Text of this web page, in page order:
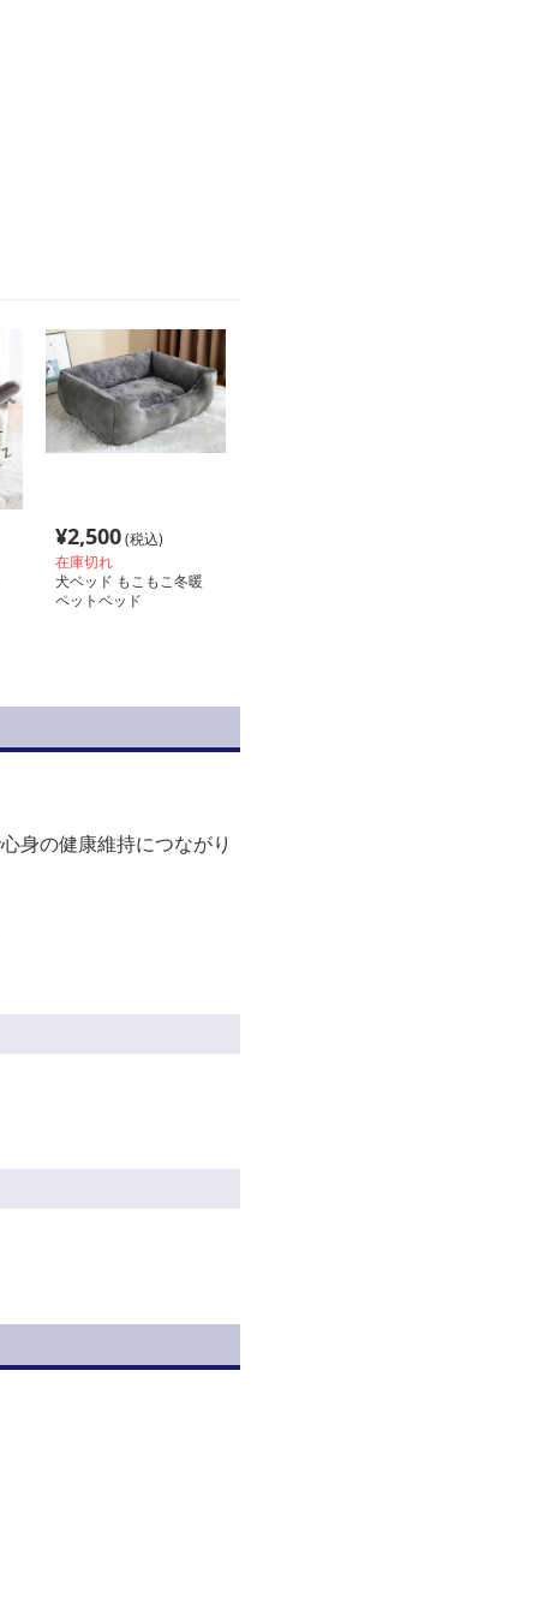
¥2,500(税込)
在庫切れ
犬ベッド もこもこ冬暖
ペットベッド
身の健康維持につながり